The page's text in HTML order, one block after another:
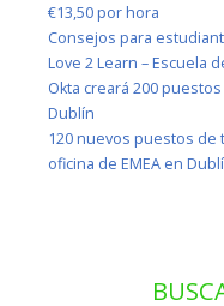
€13,50 por hora
Consejos para
Love 2 Learn – Escuela
Okta creará 200
Dublín
120 nuevos puestos de
oficina de EMEA en